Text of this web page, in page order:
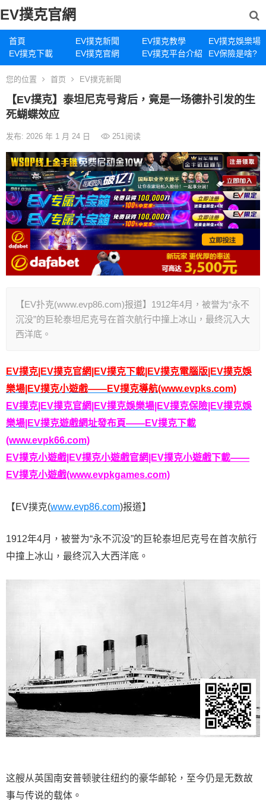
EV撲克官網
首頁 EV撲克新聞 EV撲克教學
EV撲克娛樂場
EV撲克下載
EV撲克官網 EV撲克平台介紹 EV保險是啥?
您的位置 首页 EV撲克新聞
【EV撲克】泰坦尼克号背后，竟是一场德扑引发的生
死蝴蝶效应
发布: 2026 年 1 月 24 日 251阅读
【EV扑克(www.evp86.com)报道】1912年4月，被誉为“永不
沉没”的巨轮泰坦尼克号在首次航行中撞上冰山，最终沉入大
西洋底。
EV撲克|EV撲克官網|EV撲克下載|EV撲克電腦版|EV撲克娛
樂場|EV撲克小遊戲——EV撲克導航(www.evpks.com)
EV撲克|EV撲克官網|EV撲克娛樂場|EV撲克保險|EV撲克娛
樂場|EV撲克遊戲網址發布頁——EV撲克下載
(www.evpk66.com)
EV撲克小遊戲|EV撲克小遊戲官網|EV撲克小遊戲下載——
EV撲克小遊戲(www.evpkgames.com)
【EV撲克(www.evp86.com)报道】
1912年4月，被誉为“永不沉没”的巨轮泰坦尼克号在首次航行
中撞上冰山，最终沉入大西洋底。
这艘从英国南安普顿驶往纽约的豪华邮轮，至今仍是无数故
事与传说的载体。